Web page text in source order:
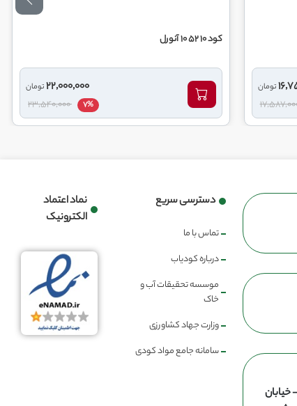
تومان
کود 10 52 10 آنورل
22,000,000تومان
7%
23,540,000
خیابان
دسترسی سریع
تماس با ما
درباره کودیاب
موسسه تحقیقات آب و
خاک
وزارت جهاد کشاورزی
سامانه جامع مواد کودی
نماد اعتماد
الکترونیک